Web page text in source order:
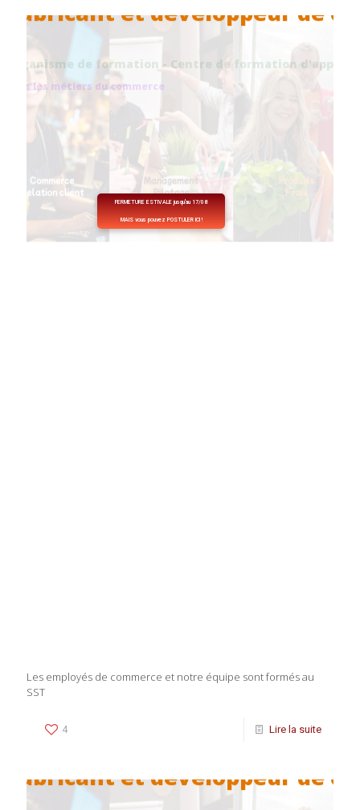
Dans les métiers du commerce
Fabricant et développeur de
FERMETURE ESTIVALE jusqu'au 17/08
MAIS vous pouvez POSTULER ICI !
Organisme de formation - Centre de formation
Les employés de commerce et notre équipe sont formés au
SST
4 Lire la suite
Fabricant et développeur de